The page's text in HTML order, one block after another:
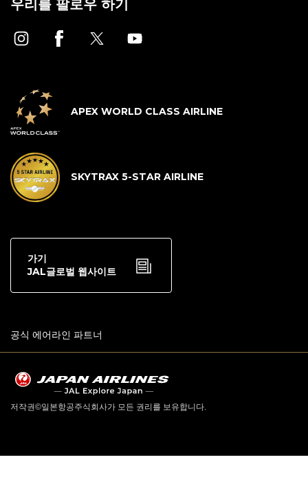
우리를 팔로우 하기
APEX WORLD CLASS AIRLINE
SKYTRAX 5-STAR AIRLINE
가기
JAL글로벌 웹사이트
공식 에어라인 파트너
저작권©일본항공주식회사가 모든 권리를 보유합니다.